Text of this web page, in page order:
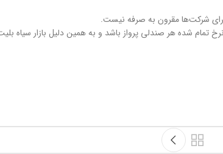
شده هر صندلی پرواز باشد و به همین دلیل بازار سیاه